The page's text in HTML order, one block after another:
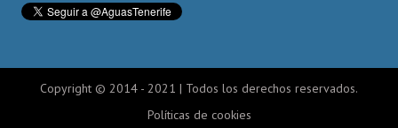
Copyright © 2014 - 2021 | Todos los derechos reservados.
Políticas de cookies